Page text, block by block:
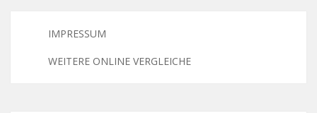
IMPRESSUM
WEITERE ONLINE VERGLEICHE